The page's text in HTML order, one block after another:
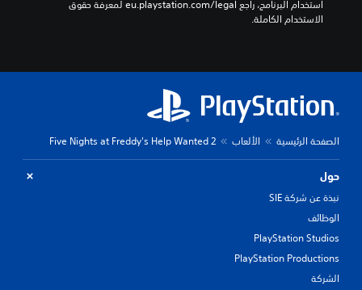
الاستخدام الكاملة.
الصفحة الرئيسية الألعاب Five Nights at Freddy's Help Wanted 2
حول
نبذة عن شركة SIE
الوظائف
PlayStation Studios
PlayStation Productions
الشركة